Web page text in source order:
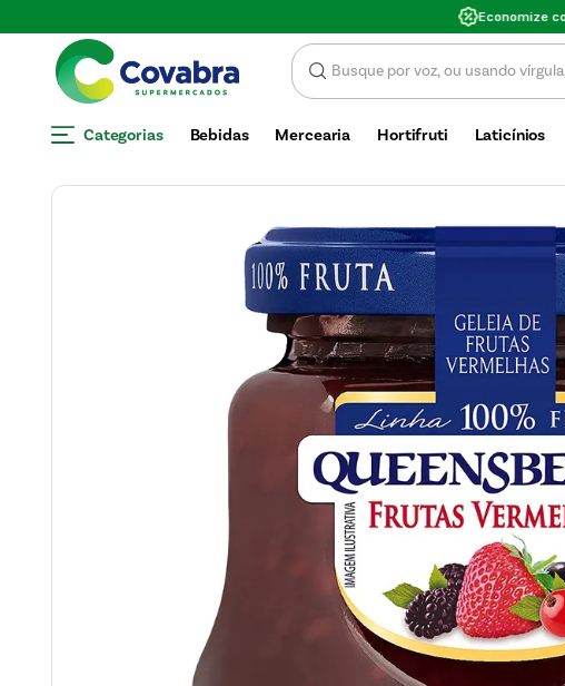
Categorias Bebidas Mercearia Hortifruti Laticínios